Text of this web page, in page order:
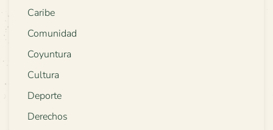
Caribe
Comunidad
Coyuntura
Cultura
Deporte
Derechos